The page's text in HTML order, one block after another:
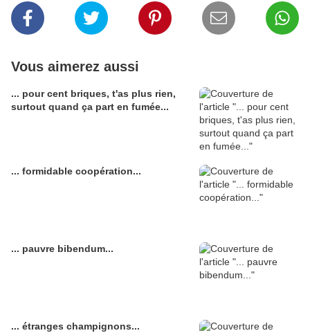
Vous aimerez aussi
... pour cent briques, t'as plus rien,
surtout quand ça part en fumée...
... formidable coopération...
... pauvre bibendum...
... étranges champignons...